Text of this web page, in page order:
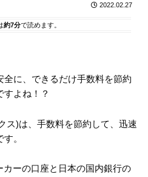
2022.02.27
約7分で読めます。
に、できるだけ手数料を節約
すよね！？
ス)は、手数料を節約して、迅速
。
ーの口座と日本の国内銀行の